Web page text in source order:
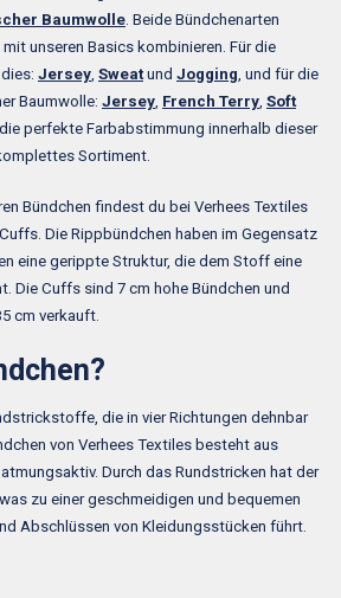
Baumwolle. Beide Bündchenarten
unseren Basics kombinieren. Für die
Jersey, Sweatund Jogging, und für die
Baumwolle: Jersey, French Terry, Soft
perfekte Farbabstimmung innerhalb dieser
Sortiment.
Bündchen findest du bei Verhees Textiles
Die Rippbündchen haben im Gegensatz
eine gerippte Struktur, die dem Stoff eine
Die Cuffs sind 7 cm hohe Bündchen und
cm verkauft.
die in vier Richtungen dehnbar
von Verhees Textiles besteht aus
Durch das Rundstricken hat der
zu einer geschmeidigen und bequemen
Abschlüssen von Kleidungsstücken führt.